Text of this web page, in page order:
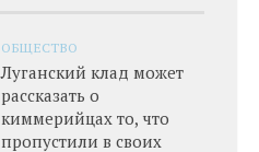
ОБЩЕСТВО
Луганский клад может
рассказать о
киммерийцах то, что
пропустили в своих